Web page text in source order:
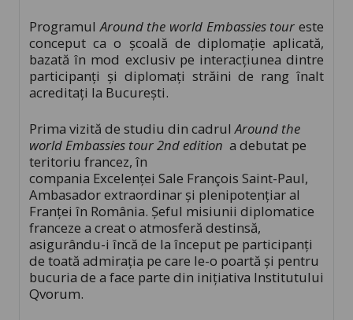
ProgramulAround the world Embassies tour este
conceput ca o școală de diplomație aplicată,
bazată în mod exclusiv pe interacțiunea dintre
participanți și diplomați străini de rang înalt
acreditați la București.
Prima vizită de studiu din cadrulAround the
world Embassies tour 2nd edition a debutat pe
teritoriu francez, în
compania Excelenței Sale François Saint-Paul,
Ambasador extraordinar și plenipotențiar al
Franței în România. Șeful misiunii diplomatice
franceze a creat o atmosferă destinsă,
asigurându-i încă de la început pe participanți
de toată admirația pe care le-o poartă și pentru
bucuria de a face parte din inițiativa Institutului
Qvorum.